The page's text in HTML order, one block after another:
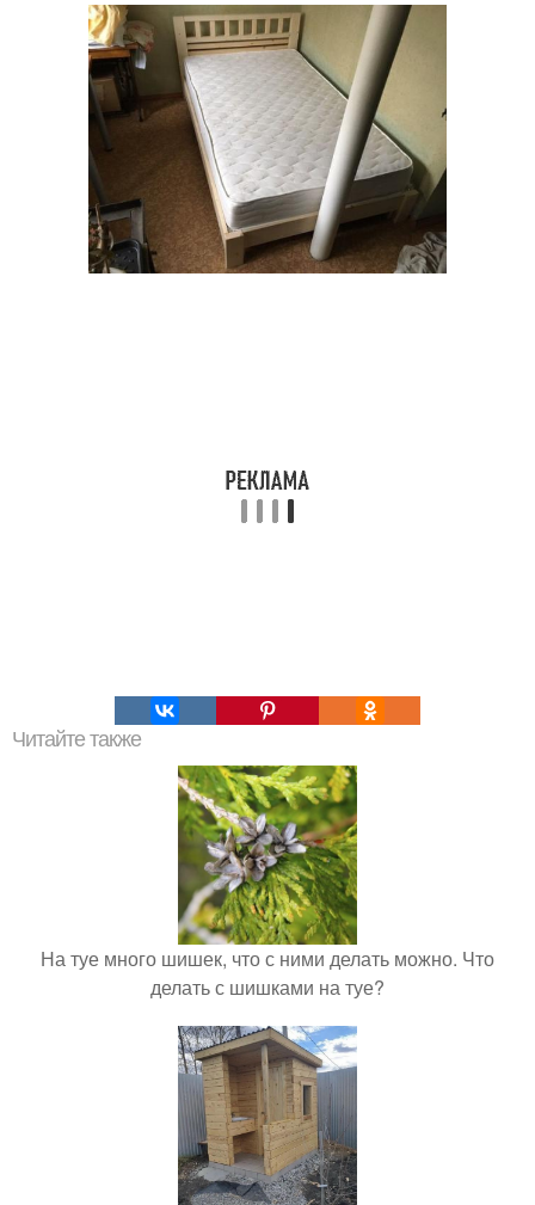
Читайте также
На туе много шишек, что с ними делать можно. Что
делать с шишками на туе?